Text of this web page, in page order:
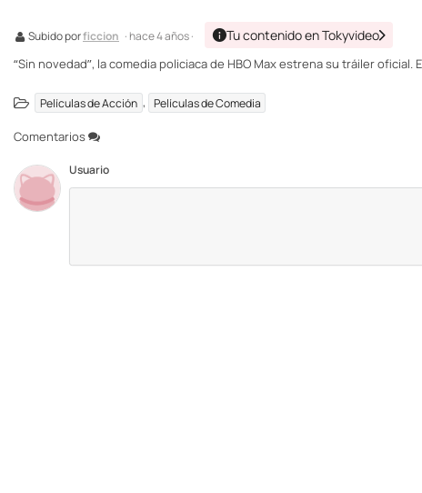
Subido porficcion · hace 4 años · Tu contenido en Tokyvideo
“Sin novedad”, la comedia policiaca de HBO Max estrena su tráiler
Películas de Acción , Películas de Comedia
Comentarios
Usuario